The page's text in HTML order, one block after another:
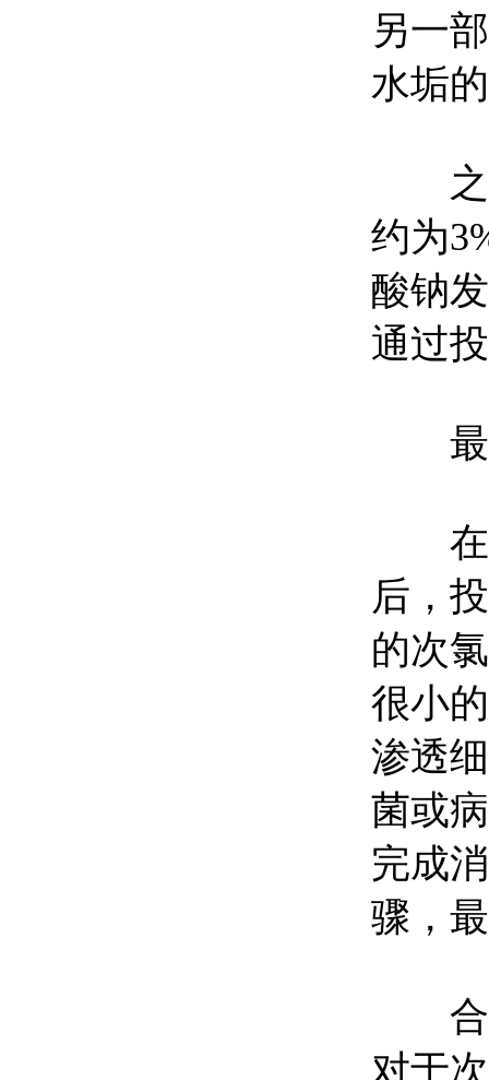
另一
水垢
之后
约为
酸钠
通过
最后
在净
后，
的次
很小
渗透
菌或
完成
骤，
合理
对于